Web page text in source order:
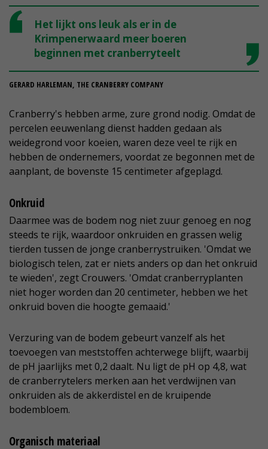
Het lijkt ons leuk als er in de
Krimpenerwaard meer boeren
beginnen met cranberryteelt
GERARD HARLEMAN, THE CRANBERRY COMPANY
Cranberry's hebben arme, zure grond nodig. Omdat de
percelen eeuwenlang dienst hadden gedaan als
weidegrond voor koeien, waren deze veel te rijk en
hebben de ondernemers, voordat ze begonnen met de
aanplant, de bovenste 15 centimeter afgeplagd.
Onkruid
Daarmee was de bodem nog niet zuur genoeg en nog
steeds te rijk, waardoor onkruiden en grassen welig
tierden tussen de jonge cranberrystruiken. 'Omdat we
biologisch telen, zat er niets anders op dan het onkruid
te wieden', zegt Crouwers. 'Omdat cranberryplanten
niet hoger worden dan 20 centimeter, hebben we het
onkruid boven die hoogte gemaaid.'
Verzuring van de bodem gebeurt vanzelf als het
toevoegen van meststoffen achterwege blijft, waarbij
de pH jaarlijks met 0,2 daalt. Nu ligt de pH op 4,8, wat
de cranberrytelers merken aan het verdwijnen van
onkruiden als de akkerdistel en de kruipende
bodembloem.
Organisch materiaal